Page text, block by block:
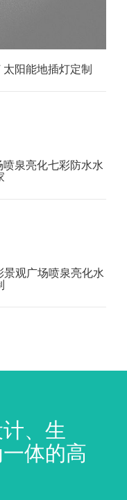
太阳能地插灯定制
喷泉亮化七彩防水水
景观广场喷泉亮化水
、生
体的高